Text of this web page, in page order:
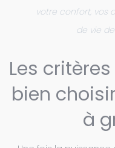
votre confort, vos
de vie
Les
bien
à